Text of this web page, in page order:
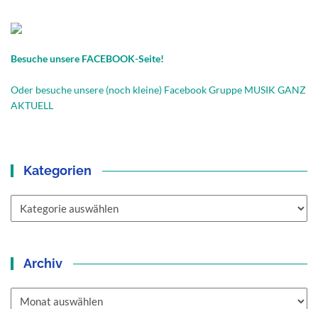
Besuche unsere FACEBOOK-Seite!
Oder besuche unsere (noch kleine) Facebook Gruppe MUSIK GANZ
AKTUELL
Kategorien
Archiv